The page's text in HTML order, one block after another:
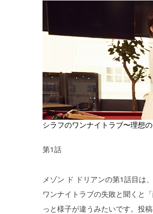
シラフのワンナイトラブ〜理想
第1話
メゾン ド ドリアンの第1話目は
ワンナイトラブの失敗と聞くと
っと様子が違うみたいです。投